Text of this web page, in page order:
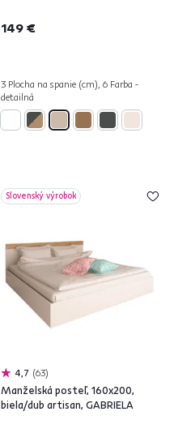
149 €
3 Plocha na spanie (cm), 6 Farba -
detailná
Slovenský výrobok
4,7 63
Manželská posteľ, 160x200,
biela/dub artisan, GABRIELA